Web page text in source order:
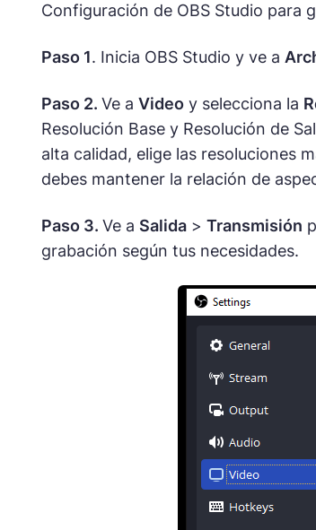
Configuración de OBS Studio para
Paso 1. Inicia OBS Studio y ve a
Paso 2. Ve a Videoy selecciona la
Resolución Base y Resolución de
alta calidad, elige las resoluciones
debes mantener la relación de
Paso 3. Ve a Salida> Transmisión
grabación según tus necesidades.